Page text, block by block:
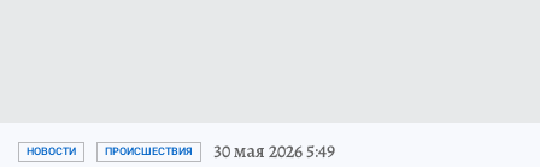
НОВОСТИ ПРОИСШЕСТВИЯ 30 мая 2026 5:49